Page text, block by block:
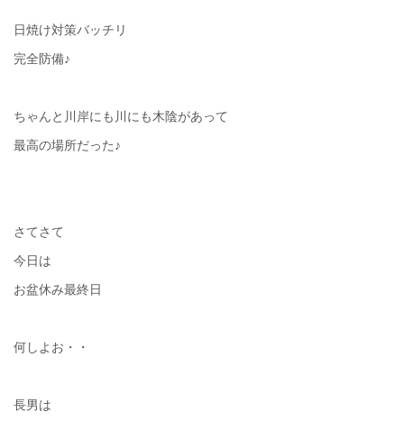
日焼け対策バッチリ
完全防備♪
ちゃんと川岸にも川にも木陰があって
最高の場所だった♪
さてさて
今日は
お盆休み最終日
何しよお・・
長男は